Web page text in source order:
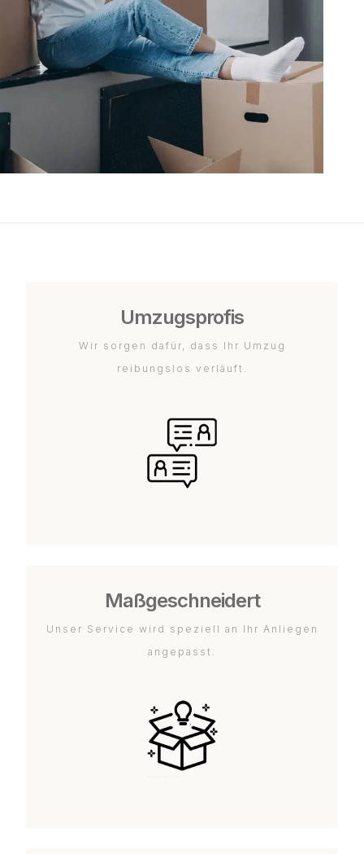
Umzugsprofis
Wir sorgen dafür, dass Ihr Umzug
reibungslos verläuft.
Maßgeschneidert
Unser Service wird speziell an Ihr Anliegen
angepasst.